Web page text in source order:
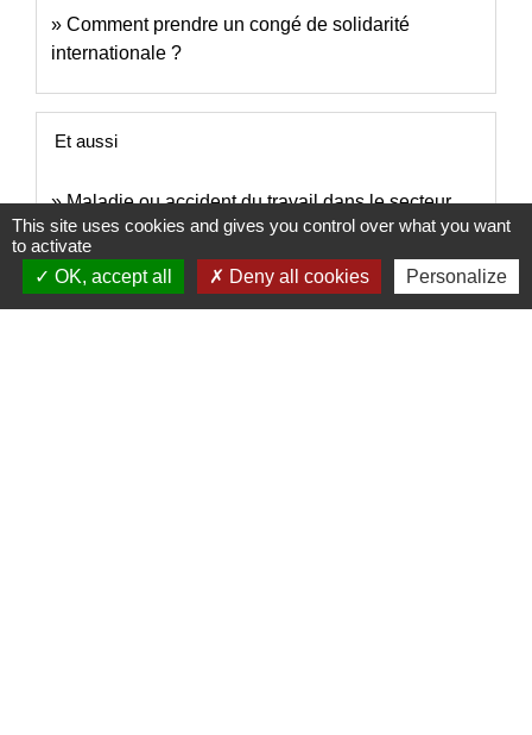
Comment prendre un congé de solidarité
internationale ?
Et aussi
Maladie ou accident du travail dans le secteur
privé
Travail - Formation
Conditions de travail dans le secteur privé
Travail - Formation
This site uses cookies and gives you control over what you want
to activate
OK, accept all
Deny all cookies Personalize